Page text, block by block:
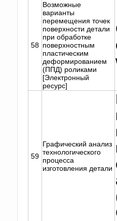
58
Возможные
варианты
перемещения точек
поверхности детали
при обработке
поверхностным
пластическим
деформированием
(ППД) роликами
[Электронный
ресурс]
59
Графический анализ
технологического
процесса
изготовления детали